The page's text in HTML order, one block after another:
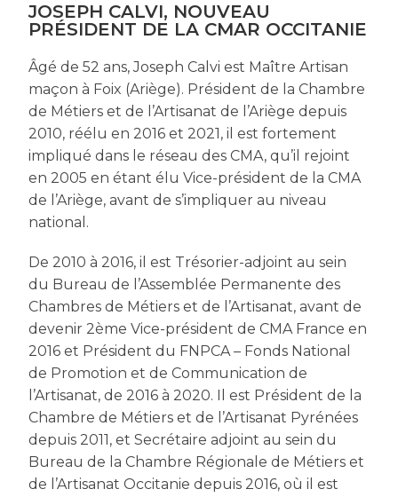
JOSEPH CALVI, NOUVEAU
PRÉSIDENT DE LA CMAR OCCITANIE
Âgé de 52 ans, Joseph Calvi est Maître Artisan
maçon à Foix (Ariège). Président de la Chambre
de Métiers et de l’Artisanat de l’Ariège depuis
2010, réélu en 2016 et 2021, il est fortement
impliqué dans le réseau des CMA, qu’il rejoint
en 2005 en étant élu Vice-président de la CMA
de l’Ariège, avant de s’impliquer au niveau
national.
De 2010 à 2016, il est Trésorier-adjoint au sein
du Bureau de l’Assemblée Permanente des
Chambres de Métiers et de l’Artisanat, avant de
devenir 2ème Vice-président de CMA France en
2016 et Président du FNPCA – Fonds National
de Promotion et de Communication de
l’Artisanat, de 2016 à 2020. Il est Président de la
Chambre de Métiers et de l’Artisanat Pyrénées
depuis 2011, et Secrétaire adjoint au sein du
Bureau de la Chambre Régionale de Métiers et
de l’Artisanat Occitanie depuis 2016, où il est